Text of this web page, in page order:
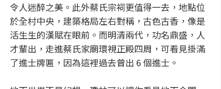
令人迷醉之美。此外蔡氏宗祠更值得一去，地點位
於全村中央，建築格局左右對稱，古色古香，像是
活生生的漢賦在眼前。而明清兩代，功名鼎盛，人
才輩出，走進蔡氏家廟環視正殿四周，可看見掛滿
了進士牌匾，因為這裡過去曾出 6 個進士。